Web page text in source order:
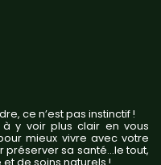
ce n’est pas instinctif !
à y voir plus clair en vous
mieux vivre avec votre
sa santé...le tout,
de soins naturels !